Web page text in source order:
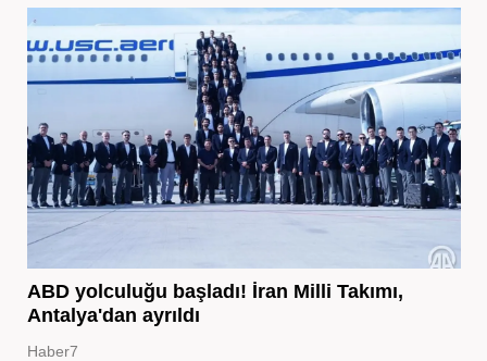
ABD yolculuğu başladı! İran Milli Takımı,
Antalya'dan ayrıldı
Haber7